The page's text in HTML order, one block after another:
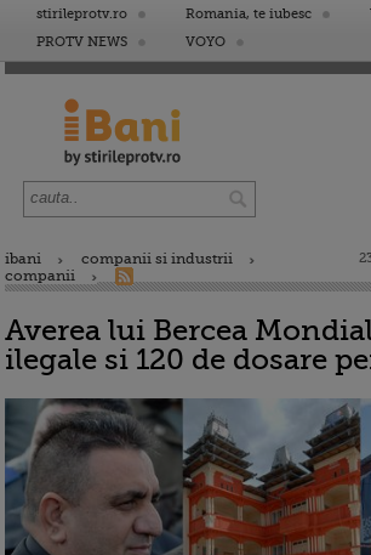
stirileprotv.ro Romania, te iubesc
PROTV NEWS
VOYO
ibani
companii si industrii
companii
Averea lui Bercea
ilegale si 120 de dosare